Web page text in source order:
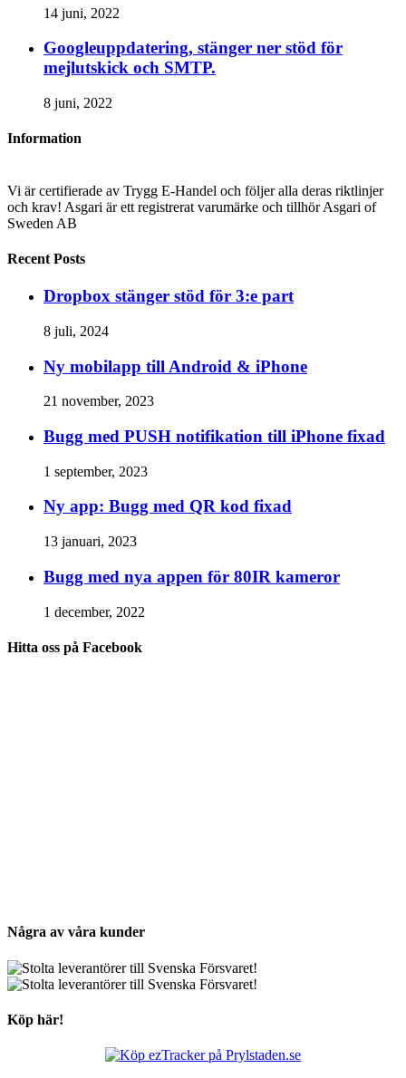
14 juni, 2022
Googleuppdatering, stänger ner stöd för
mejlutskick och SMTP.
8 juni, 2022
Information
Vi är certifierade av Trygg E-Handel och följer alla deras riktlinjer
och krav! Asgari är ett registrerat varumärke och tillhör Asgari of
Sweden AB
Recent Posts
Dropbox stänger stöd för 3:e part
8 juli, 2024
Ny mobilapp till Android & iPhone
21 november, 2023
Bugg med PUSH notifikation till iPhone fixad
1 september, 2023
Ny app: Bugg med QR kod fixad
13 januari, 2023
Bugg med nya appen för 80IR kameror
1 december, 2022
Hitta oss på Facebook
Några av våra kunder
Köp här!